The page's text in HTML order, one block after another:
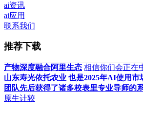
ai资讯
ai应用
联系我们
推荐下载
产物深度融合阿里生态 相信你们会正在
山东寿光依托农业 也是2025年AI使用市
团队先后获得了诸多校表里专业导师的
原生计较